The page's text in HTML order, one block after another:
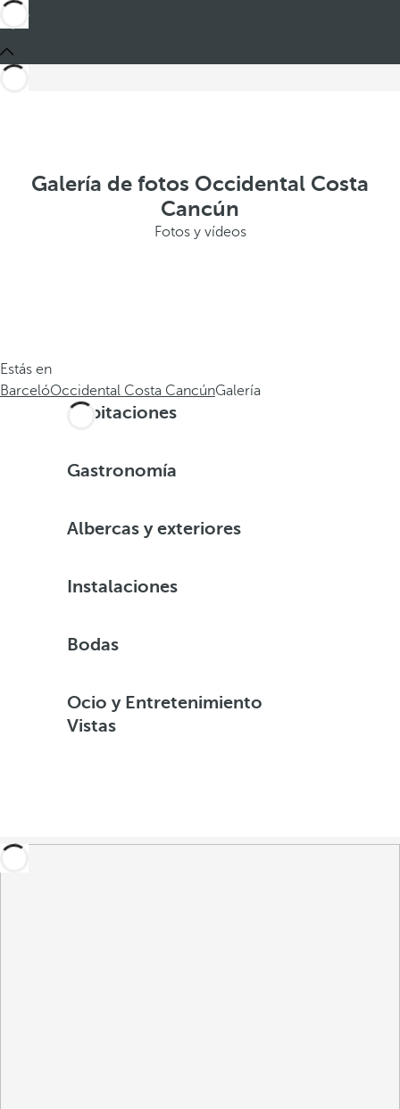
Galería de fotos Occidental Costa
Cancún
Fotos y vídeos
Estás en
BarcelóOccidental Costa CancúnGalería
Habitaciones
Gastronomía
Albercas y exteriores
Instalaciones
Bodas
Ocio y Entretenimiento
Vistas